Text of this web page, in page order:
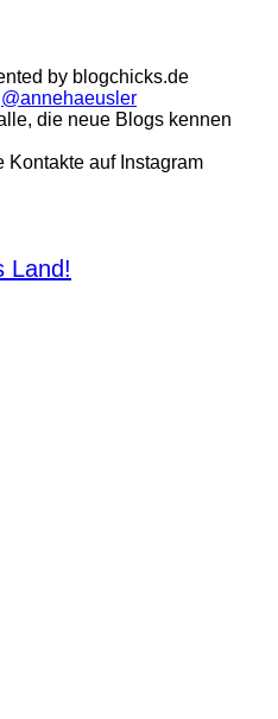
by blogchicks.de
@annehaeusler
die neue Blogs kennen
Kontakte auf Instagram
Land!